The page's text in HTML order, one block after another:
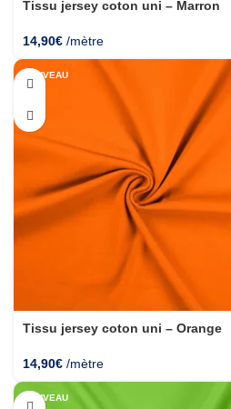
Tissu jersey coton uni – Marron
14,90€ /mètre
NOUVEAU
Tissu jersey coton uni – Orange
14,90€ /mètre
NOUVEAU